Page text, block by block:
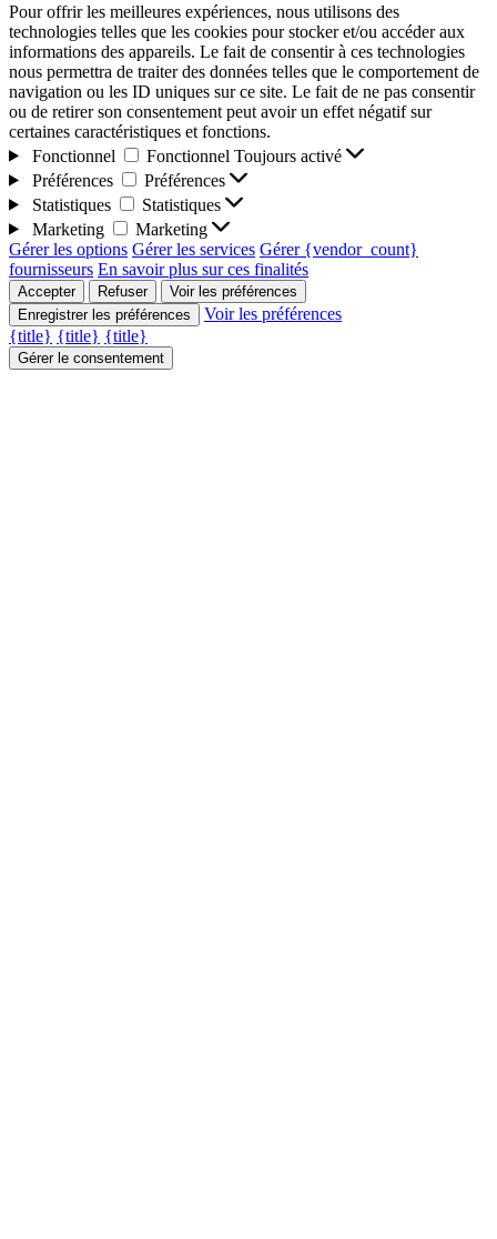
Pour offrir les meilleures expériences, nous utilisons des
technologies telles que les cookies pour stocker et/ou accéder aux
informations des appareils. Le fait de consentir à ces technologies
nous permettra de traiter des données telles que le comportement de
navigation ou les ID uniques sur ce site. Le fait de ne pas consentir
ou de retirer son consentement peut avoir un effet négatif sur
certaines caractéristiques et fonctions.
Fonctionnel
Fonctionnel Toujours activé
Préférences
Préférences
Statistiques
Statistiques
Marketing
Marketing
Gérer les options Gérer les services Gérer {vendor_count}
fournisseurs En savoir plus sur ces finalités
Accepter Refuser
Voir les préférences
Enregistrer les préférences
Voir les préférences
{title} {title} {title}
Gérer le consentement